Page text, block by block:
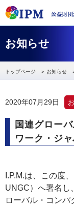
お知らせ
トップページ お知らせ
2020年07月29日
国連グロー
ワーク・ジ
I.P.M.は、この度
UNGC）へ署名し
ローバル・コンパ